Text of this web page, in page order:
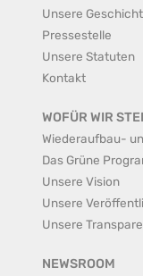
Unsere
Pressestelle
Unsere Statuten
Kontakt
WOFÜR WIR
Wiederaufbau-
Das Grüne
Unsere Vision
Unsere
Unsere
NEWSROOM